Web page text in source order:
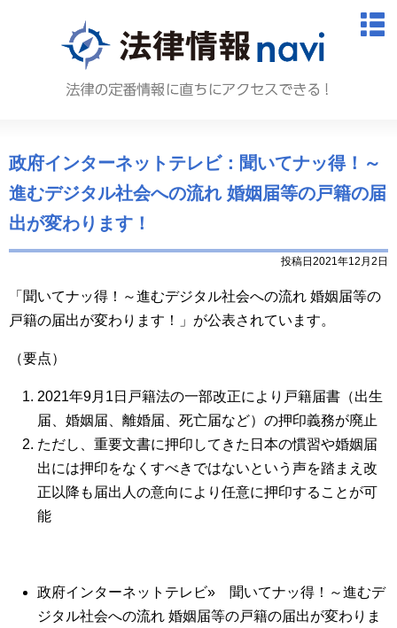
法律情
政府インターネットテレビ：聞いてナッ得！～
進むデジタル社会への流れ 婚姻届等の戸籍の届
出が変わります！
投稿日2021年12月2日
「聞いてナッ得！～進むデジタル社会への流れ 婚姻届等の
戸籍の届出が変わります！」が公表されています。
（要点）
2021年9月1日戸籍法の一部改正により戸籍届書（出生
届、婚姻届、離婚届、死亡届など）の押印義務が廃止
ただし、重要文書に押印してきた日本の慣習や婚姻届
出には押印をなくすべきではないという声を踏まえ改
正以降も届出人の意向により任意に押印することが可
能
政府インターネットテレビ» 聞いてナッ得！～進むデ
ジタル社会への流れ 婚姻届等の戸籍の届出が変わりま